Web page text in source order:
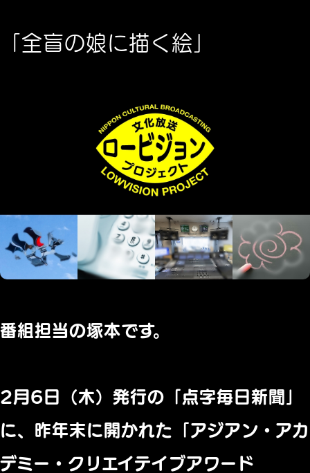
「全盲の娘に描く絵」
番組担当の塚本です。
2月6日（木）発行の「点字毎日新聞」
に、昨年末に開かれた「アジアン・アカ
デミー・クリエイテイブアワード